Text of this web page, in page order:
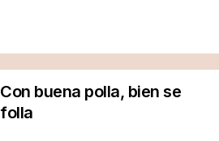
Con buena polla, bien se
folla